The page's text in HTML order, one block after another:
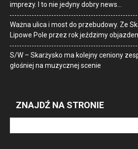
imprezy. I to nie jedyny dobry news…
Ważna ulica i most do przebudowy. Ze
Lipowe Pole przez rok jeździmy
S/W – Skarżysko ma kolejny ceniony
głośniej na muzycznej scenie
ZNAJDŹ NA STRONIE